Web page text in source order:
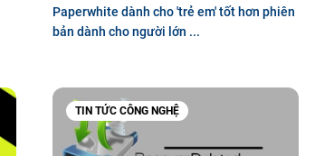
Paperwhite dành cho 'trẻ em' tốt hơn phiên
bản dành cho người lớn ...
TIN TỨC CÔNG NGHỆ